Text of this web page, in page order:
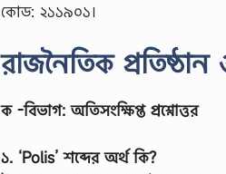
কোড: ২১১৯০১।
রাজনৈতিক
ক -বিভাগ: অতিসংক্ষিপ্ত প্রশ্নোত্তর
১. ‘Polis’ শব্দের অর্থ কি?